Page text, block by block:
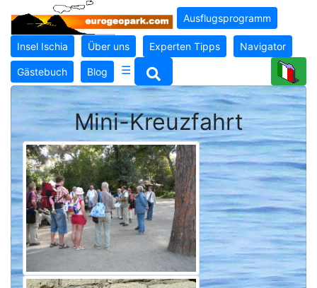
Ausflugsprogramm
Insel Ischia Über uns Experten Tipps Navigator
Gästebuch Blog ☰
Mini-Kreuzfahrt